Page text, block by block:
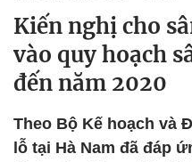
Kiến nghị cho
vào quy hoạch
đến năm 2020
Theo Bộ Kế hoạch và
lỗ tại Hà Nam đã đáp